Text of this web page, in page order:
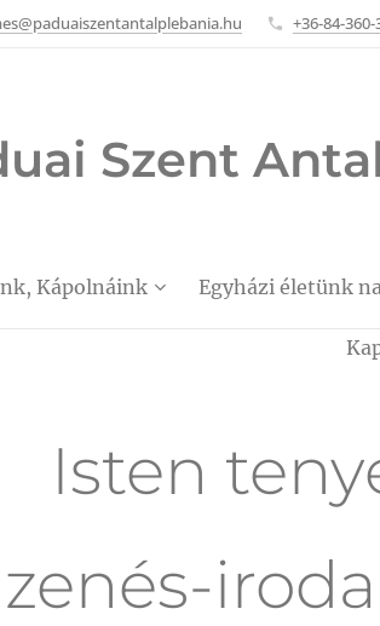
+36-84-360-
Szent
Kápolnáink Egyházi életünk
Isten
zenés-